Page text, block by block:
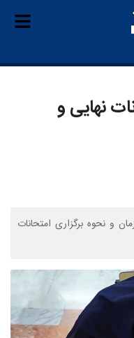
نهایی و
و نحوه برگزاری امتحانات